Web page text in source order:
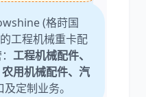
(格莳国
工程机械重卡配
工程机械配件、
用机械配件、汽
定制业务。